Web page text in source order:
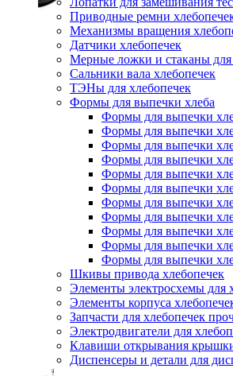
Приводные ремни
Механизмы вращения
Датчики хлебопечек
Мерные ложки и стаканы для
Сальники вала хлебопечек
ТЭНы для хлебопечек
Формы для выпечки хлеба
Формы для выпечки
Формы для выпечки
Формы для выпечки
Формы для выпечки
Формы для выпечки
Формы для выпечки
Формы для выпечки
Формы для выпечки
Формы для выпечки
Формы для выпечки
Формы для выпечки
Шкивы привода хлебопечек
Элементы электросхемы для
Элементы корпуса
Запчасти для хлебопечек
Электродвигатели для
Клавиши открывания
Диспенсеры и детали для